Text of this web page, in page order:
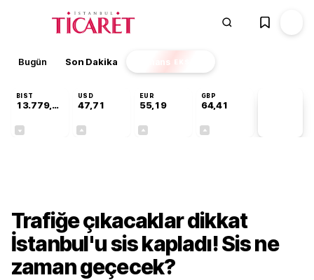
Bugün Son Dakika Finans EKSTRA
BIST
13.779,39
USD
47,71
EUR
55,19
GBP
64,41
Trafiğe çıkacaklar dikkat
İstanbul'u sis kapladı! Sis ne
zaman geçecek?